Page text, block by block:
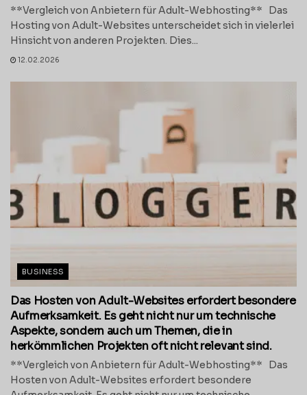
**Vergleich von Anbietern für Adult-Webhosting** Das
Hosting von Adult-Websites unterscheidet sich in vielerlei
Hinsicht von anderen Projekten. Dies...
12.02.2026
BUSINESS
Das Hosten von Adult-Websites erfordert besondere
Aufmerksamkeit. Es geht nicht nur um technische
Aspekte, sondern auch um Themen, die in
herkömmlichen Projekten oft nicht relevant sind.
**Vergleich von Anbietern für Adult-Webhosting** Das
Hosten von Adult-Websites erfordert besondere